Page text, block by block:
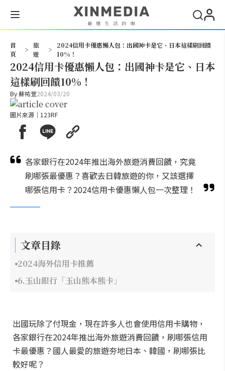
首
頁
>
旅
遊
>
2024信用卡優惠懶人包：出國神卡是它、日本這樣刷回饋
10%！
2024信用卡優惠懶人包：出國神卡是它、日本
這樣刷回饋10%！
By蘇祐萱2024/03/20
圖片來源｜123RF
各家銀行在2024年推出海外旅遊消費回饋，究竟
刷哪張最優惠？喜歡去日韓旅遊的你，又該選擇
哪張信用卡？2024信用卡優惠懶人包一次整理！
文章目錄
2024海外信用卡推薦
6.玉山銀行「玉山熊本熊卡」
出國玩除了付現金，現在許多人也會使用信用卡購物，
各家銀行在2024年推出海外旅遊消費回饋，刷哪張信用
卡最優惠？國人最愛的旅遊夯地日本、韓國，刷哪張比
較好呢？